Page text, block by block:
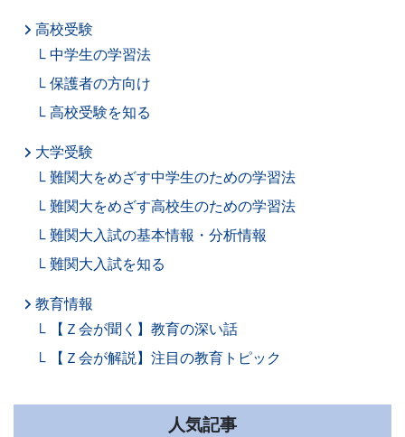
高校受験
中学生の学習法
保護者の方向け
高校受験を知る
大学受験
難関大をめざす中学生のための学習法
難関大をめざす高校生のための学習法
難関大入試の基本情報・分析情報
難関大入試を知る
教育情報
【Ｚ会が聞く】教育の深い話
【Ｚ会が解説】注目の教育トピック
人気記事